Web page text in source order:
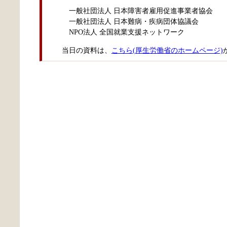
一般社団法人 日本障害者雇用促進事業者協会
一般社団法人 日本難病・疾病団体協議会
NPO法人 全国就業支援ネットワーク
当日の資料は、 こちら(厚生労働省のホームページ)